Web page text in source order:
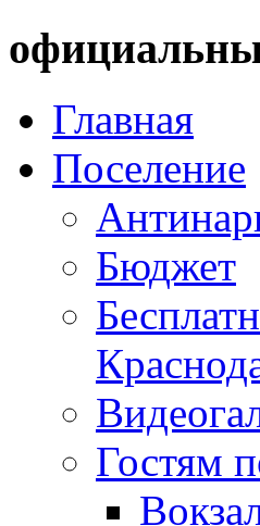
Главная
Поселение
Бюджет
Гостям